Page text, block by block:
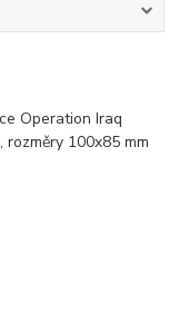
Operation Iraq
100x85 mm